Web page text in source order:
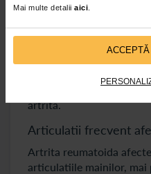
Mai multe detalii aici
Prin comparatie cu alte
reumatoida se
daca o articulatie a
ea afectata. Aceasta
esential intre artrita
artrita.
Articulatii frecvent
Artrita reumatoida
articulatiile mainilor,